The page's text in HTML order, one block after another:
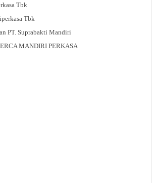
Tbk
Tbk
PT. Suprabakti Mandiri
MANDIRI PERKASA